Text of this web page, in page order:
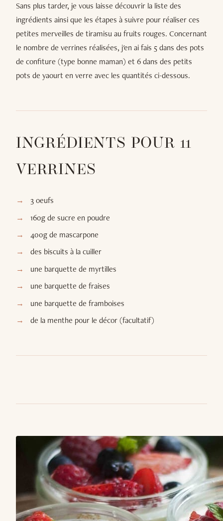
Sans plus tarder, je vous laisse découvrir la liste des
ingrédients ainsi que les étapes à suivre pour réaliser ces
petites merveilles de tiramisu au fruits rouges. Concernant
le nombre de verrines réalisées, j'en ai fais 5 dans des pots
de confiture (type bonne maman) et 6 dans des petits
pots de yaourt en verre avec les quantités ci-dessous.
INGRÉDIENTS POUR 11
VERRINES
3 oeufs
160g de sucre en poudre
400g de mascarpone
des biscuits à la cuiller
une barquette de myrtilles
une barquette de fraises
une barquette de framboises
de la menthe pour le décor (facultatif)